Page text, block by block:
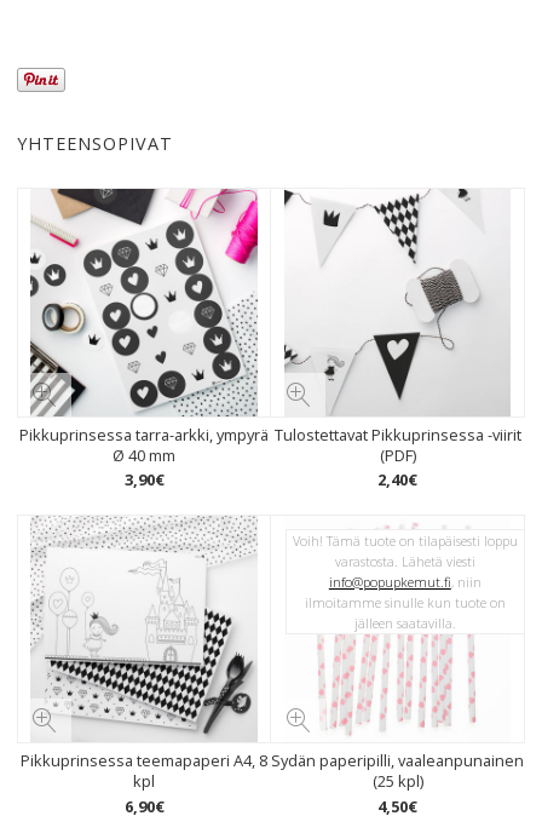
YHTEENSOPIVAT
Pikkuprinsessa tarra-arkki, ympyrä
Ø 40 mm
3,90€
Tulostettavat Pikkuprinsessa -viirit
(PDF)
2,40€
Pikkuprinsessa teemapaperi A4, 8
kpl
6,90€
Sydän paperipilli, vaaleanpunainen
(25 kpl)
4,50€
Voih! Tämä tuote on tilapäisesti loppu
varastosta. Lähetä viesti
info@popupkemut.fi, niin
ilmoitamme sinulle kun tuote on
jälleen saatavilla.